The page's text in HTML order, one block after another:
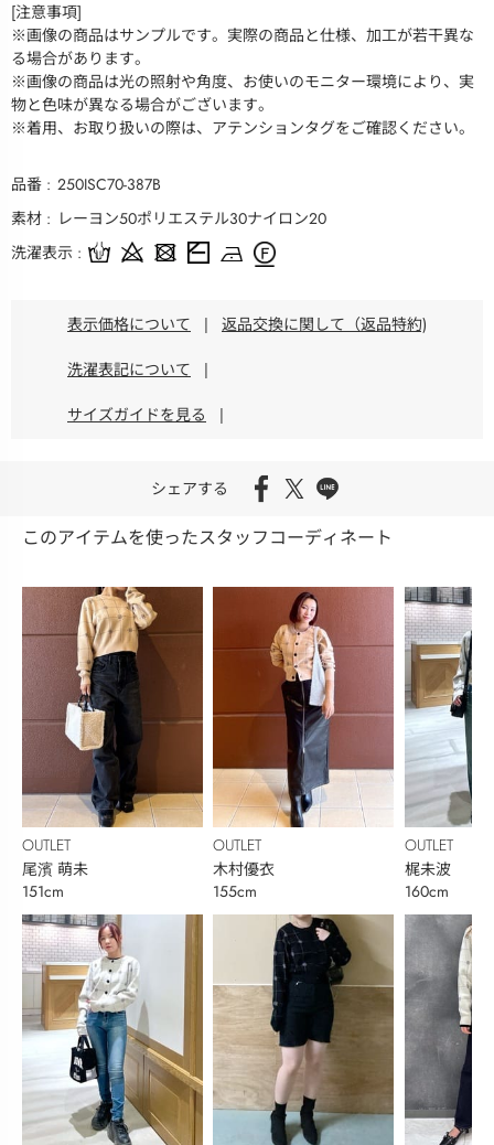
[注意事項]
※画像の商品はサンプルです。実際の商品と仕様、加工が若干異な
る場合があります。
※画像の商品は光の照射や角度、お使いのモニター環境により、実
物と色味が異なる場合がございます。
※着用、お取り扱いの際は、アテンションタグをご確認ください。
品番
250ISC70-387B
素材
レーヨン50ポリエステル30ナイロン20
洗濯表示
表示価格について | 返品交換に関して（返品特約)
洗濯表記について |
サイズガイドを見る |
シェアする
このアイテムを使ったスタッフコーディネート
OUTLET
尾濱 萌未
151cm
OUTLET
木村優衣
155cm
OUTLET
梶未波
160cm